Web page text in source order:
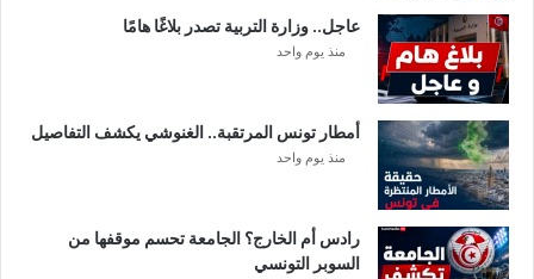
عاجل.. وزارة التربية تصدر بلاغًا هامًا
منذ يوم واحد
أمطار تونس المرتقبة.. الغنوشي يكشف التفاصيل
منذ يوم واحد
رادس أم الخارج؟ الجامعة تحسم موقفها من
السوبر التونسي